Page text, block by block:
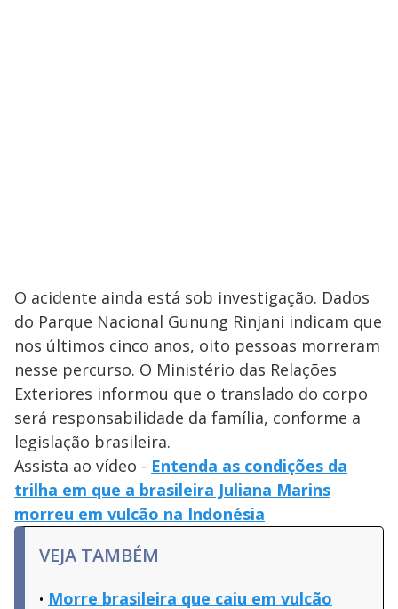
O acidente ainda está sob investigação. Dados
do Parque Nacional Gunung Rinjani indicam que
nos últimos cinco anos, oito pessoas morreram
nesse percurso. O Ministério das Relações
Exteriores informou que o translado do corpo
será responsabilidade da família, conforme a
legislação brasileira.
Assista ao vídeo - Entenda as condições da
trilha em que a brasileira Juliana Marins
morreu em vulcão na Indonésia
VEJA TAMBÉM
Morre brasileira que caiu em vulcão